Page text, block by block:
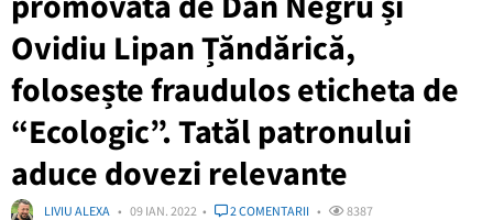
Ovidiu Lipan Țăndărică,
folosește fraudulos eticheta de
“Ecologic”. Tatăl patronului
aduce dovezi relevante
LIVIU ALEXA 09 IAN. 2022 2 COMENTARII 8387